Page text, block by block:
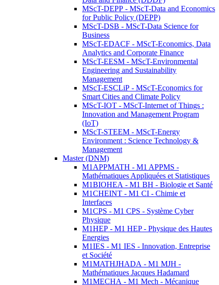
MScT-DEPP - MScT-Data and Economics
for Public Policy (DEPP)
MScT-DSB - MScT-Data Science for
Business
MScT-EDACF - MScT-Economics, Data
Analytics and Corporate Finance
MScT-EESM - MScT-Environmental
Engineering and Sustainability
Management
MScT-ESCLiP - MScT-Economics for
Smart Cities and Climate Policy
MScT-IOT - MScT-Internet of Things :
Innovation and Management Program
(IoT)
MScT-STEEM - MScT-Energy
Environment : Science Technology &
Management
Master (DNM)
M1APPMATH - M1 APPMS -
Mathématiques Appliquées et Statistiques
M1BIOHEA - M1 BH - Biologie et Santé
M1CHEINT - M1 CI - Chimie et
Interfaces
M1CPS - M1 CPS - Système Cyber
Physique
M1HEP - M1 HEP - Physique des Hautes
Energies
M1IES - M1 IES - Innovation, Entreprise
et Société
M1MATHJHADA - M1 MJH -
Mathématiques Jacques Hadamard
M1MECHA - M1 Mech - Mécanique